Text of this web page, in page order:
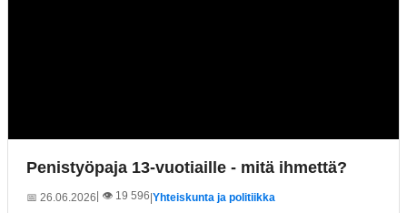
Penistyöpaja 13-vuotiaille - mitä ihmettä?
📅 26.06.2026 | 👁️ 19 596|Yhteiskunta ja politiikka